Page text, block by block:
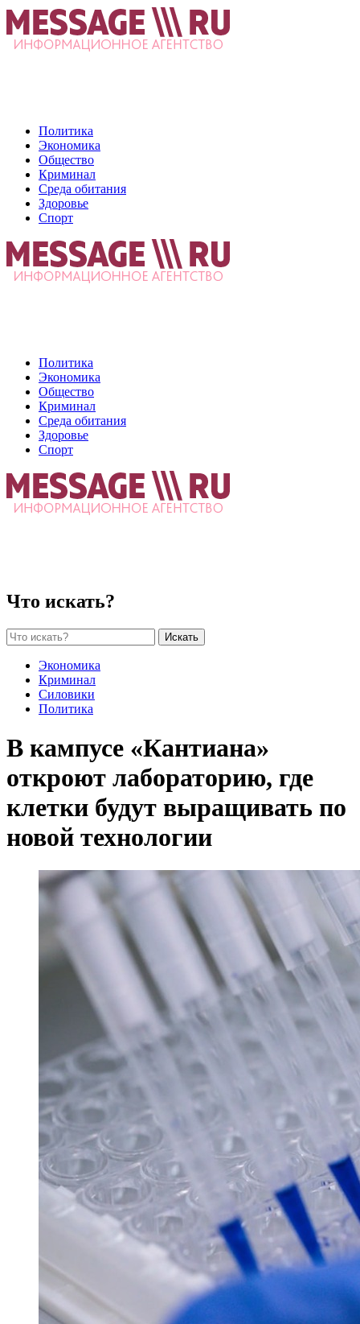
Политика
Экономика
Общество
Криминал
Среда обитания
Здоровье
Спорт
Политика
Экономика
Общество
Криминал
Среда обитания
Здоровье
Спорт
Что искать?
Искать
Экономика
Криминал
Силовики
Политика
В кампусе «Кантиана»
откроют лабораторию, где
клетки будут выращивать по
новой технологии